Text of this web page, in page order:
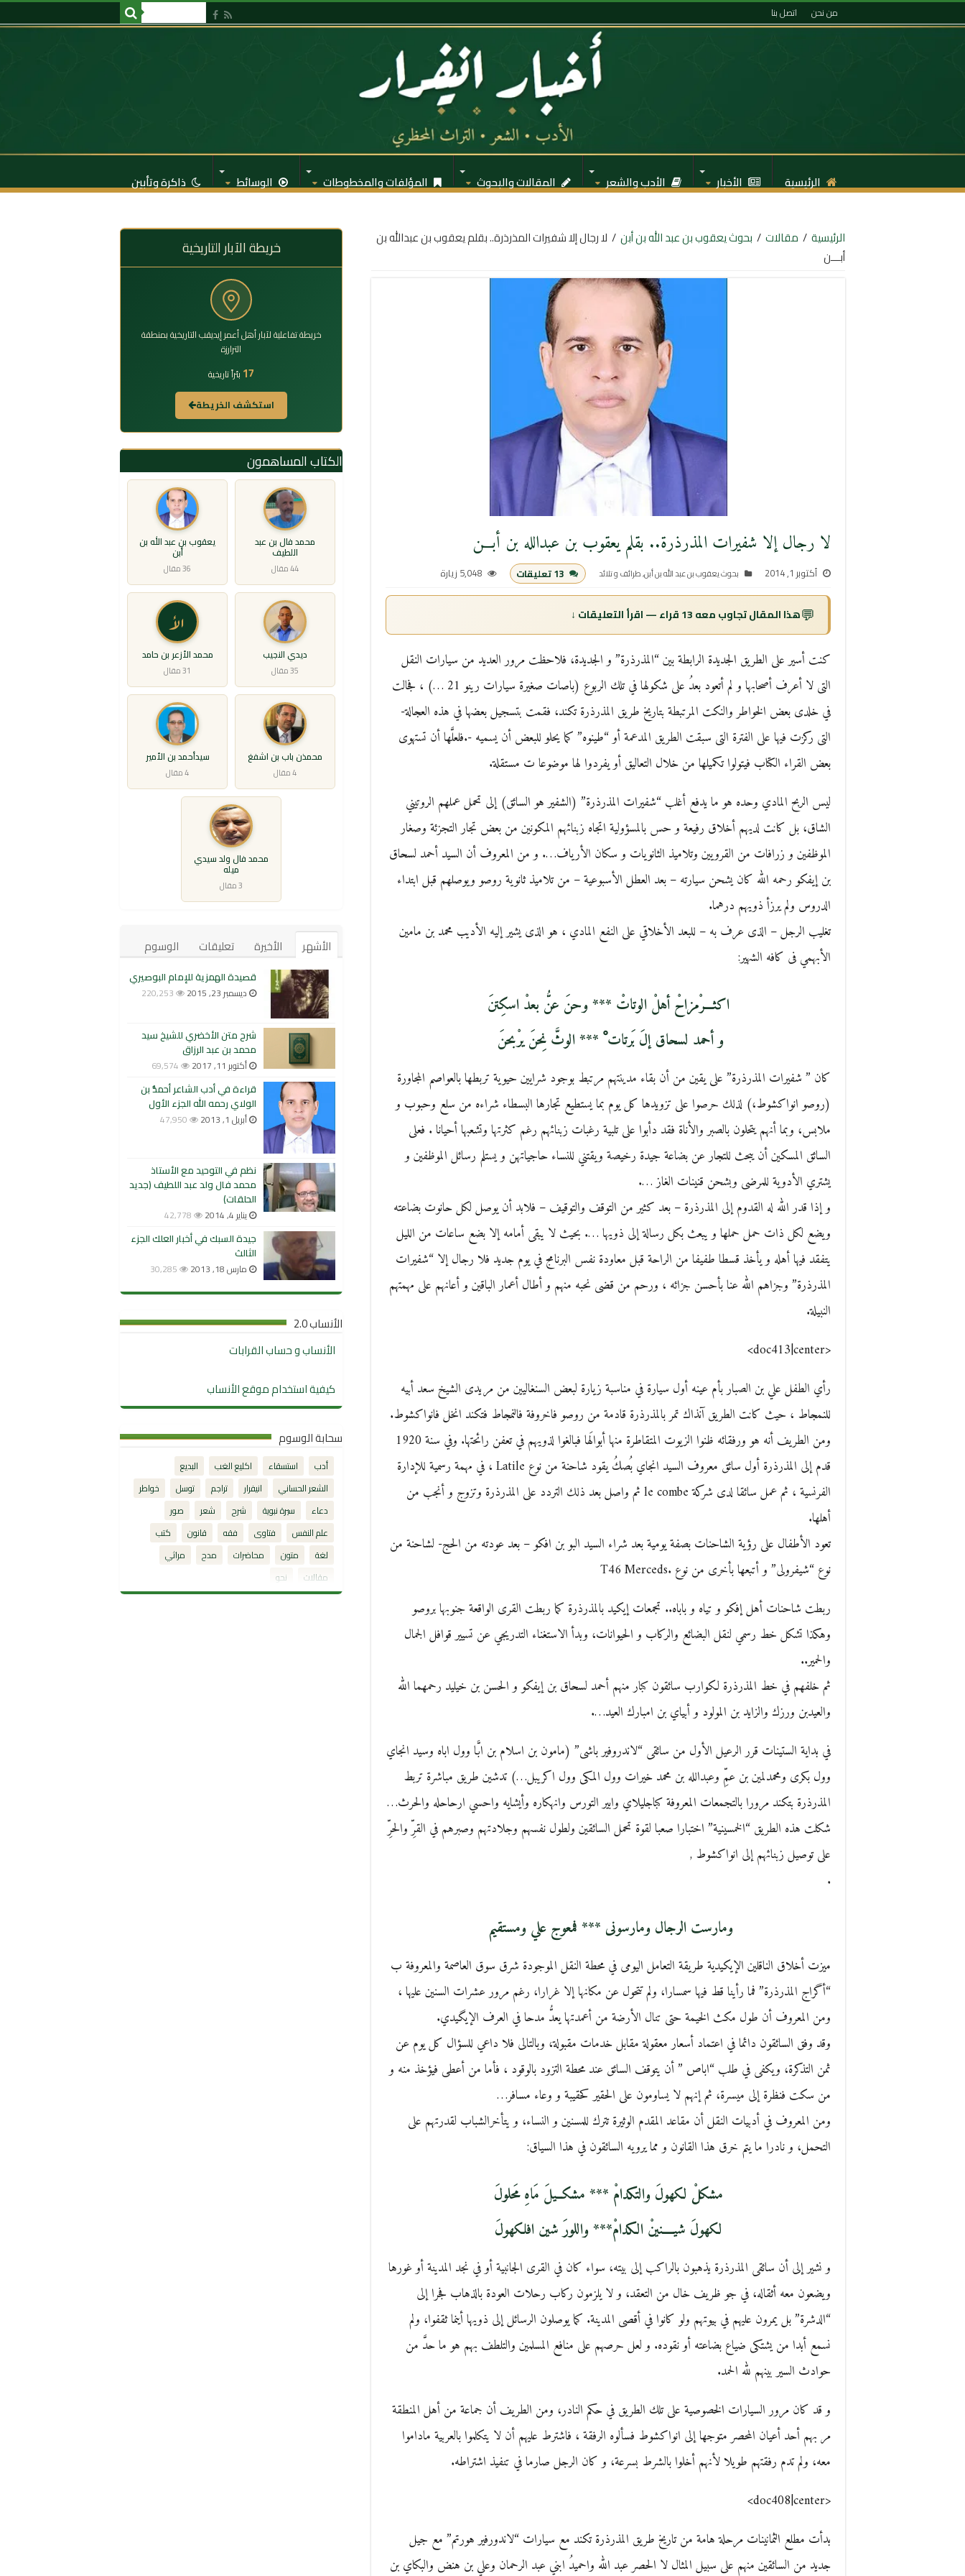
من نحن اتصل بنا
الرئيسية الأخبار الأدب والشعر المقالات والبحوث المؤلفات والمخطوطات الوسائط ذاكرة وتأبين
الرئيسية / مقالات / بحوث يعقوب بن عبد الله بن أبن / لا رجال إلا شفيرات المذرذرة.. بقلم يعقوب بن عبدالله بن
أبـــن
لا رجال إلا شفيرات المذرذرة.. بقلم يعقوب بن عبدالله بن أبـــن
أكتوبر 1, 2014 بحوث يعقوب بن عبد الله بن أبن,طرائف و تلائد 13 تعليقات 5,048 زيارة
💬هذا المقال تجاوب معه 13 قراء — اقرأ التعليقات ↓
كنت أسير على الطريق الجديدة الرابطة بين “المذرذرة” و الجديدة، فلاحظت مرور العديد من سيارات النقل
التى لا أعرف أصحابها و لم أتعود بعدُ على شكولها في تلك الربوع (باصات صغيرة سيارات رينو 21 …) ، فجالت
في خلدى بعض الخواطر والنكت المرتبطة بتاريخ طريق المذرذرة تكند، فقمت بتسجيل بعضها في هذه العجالة-
التى ركزت فيها على الفترة التى سبقت الطريق المدعمة أو “طينوه” كما يحلو للبعض أن يسميه -.فلعلَّها أن تستهوى
بعض القراء الكتاب فيتولوا تكميلها من خلال التعاليق أو يفردوا لها موضوعا ت مستقلة.
ليس الربح المادي وحده هو ما يدفع أغلب “شفيرات المذرذرة” (الشفير هو السائق) إلى تحمل عملهم الروتيني
الشاق، بل كانت لديهم أخلاق رفيعة و حس بالمسؤولية اتجاه زبنائهم المكونين من بعض تجار التجزئة وصغار
الموظفين و زرافات من القرويين وتلاميذ الثانويات و سكان الأرياف…. و من المعروف أن السيد أحمد لسحاق
بن إيفكو رحمه الله كان يشحن سيارته – بعد العطل الأسبوعية – من تلاميذ ثانوية روصو ويوصلهم قبل ابتداء
الدروس ولم يرزأ ذويهم درهما.
تغليب الرجل – الذى عرف به – للبعد الأخلاقي على النفع المادي ، هو الذى يشير إليه الأديب محمد بن مامين
الأبهمي فى كافه الشهير:
اكثـــرْمزاحْ أهلْ الوتاتْ *** وحنَ عنُّ بعدْ اسكِتنَ
و أحمد لسحاق إلَ بَرتات ْ *** الوثَّ نِحنَ يرْبحنَ
كان ” شفيرات المذرذرة” على يقين من أن بقاء مدينتهم مرتبط بوجود شرايين حيوية تربطها بالعواصم المجاورة
(روصو انواكشوط،) لذلك حرصوا على تزويدها كل يوم بما يستطيع تجارها البسطاء شراءه من سلع وحبوب و
ملابس، وبما أنهم يتحلون بالصبر والأناة فقد دأبوا على تلبية رغبات زبنائهم رغم كثرتها وتشعبها أحيانا . فعلى
السائق المسكين أن يبحث للتجار عن بضاعة جيدة رخيصة ويقتني للنساء حاجياتهن و يستلم رسائل الموظفين و
يشتري الأدوية للمرضى وبشحن قنينات الغاز ….
و إذا قدر الله له القدوم إلى المذرذرة – بعد كثير من التوقف والتوقيف – فلابد أن يوصل لكل حانوت بضاعته
ويضع لكل ذات حمل حملها و يبعث بكل رسالة إلى ذويها …. بحيث لا يبقى أمامه إلا بضع ساعات من الليل
يتفقد فيها أهله و يأخذ قسطا طفيفا من الراحة قبل معاودة نفس البرنامج في يوم جديد فلا رجال إلا “شفيرات
المذرذرة” وجزاهم الله عنا بأحسن جزائه ، ورحم من قضى نحبه منهم و أطال أعمار الباقين و أعانهم على مهمتهم
النبيلة.
<doc413|center>
رأي الطفل علي بن الصبار بأم عينه أول سيارة في مناسبة زيارة لبعض السنغاليين من مريدى الشيخ سعد أبيه
للنمجاط ، حيث كانت الطريق آنذاك تمر بالمذرذرة قادمة من روصو فاخروفة فالنمجاط فتكند انخل فانواكشوط.
ومن الطريف أنه هو ورفقائه ظنوا الزيوت المتقاطرة منها أبوالَها فبالغوا لذويهم في تعفن رائحتها. وفي سنة 1920
قدم إلى المذرذرة أول سائق معروف السيد انجاي بُصكُ يقود شاحنة من نوع Latile ، في مهمة رسمية للإدارة
الفرنسية ، ثم عمل سائقا لدى شركة le combe ثم واصل بعد ذلك التردد على المذرذرة وتزوج و أنجب من
أهلها.
تعود الأطفال على رؤية الشاحنات بصفة يومية بعد شراء السيد البو بن افكو – بعد عودته من الحج- لشاحنة من
نوع “شيفرولى” و أتبعها بأخرى من نوع .T46 Merceds
ربطت شاحنات أهل إفكو و تياه و باباه.. تجمعات إيكيد بالمذرذرة كما ربطت القرى الواقعة جنوبها بروصو
وهكذا تشكل خط رسمي لنقل البضائع والركاب و الحيوانات، وبدأ الاستغناء التدريجي عن تسيير قوافل الجمال
والحمير..
ثم خلفهم في خط المذرذرة لكوارب سائقون كبار منهم أحمد لسحاق بن إيفكو و الحسن بن خيليد رحمهما الله
والعيدبن ورزك والزايد بن المولود و أبياي بن امبارك العيد….
في بداية الستينات قرر الرعيل الأول من سائقى “لاندروفير باشى” (مامون بن اسلام بن ابَّا وول اباه وسيد انجاي
وول بكرى ومحمدلمين بن عمِّ وعبدالله بن محمد خيرات وول المكى وول اكريبل…) تدشين طريق مباشرة تربط
المذرذرة بتكند مرورا بالتجمعات المعروفة كباجليلاي وابير التورس وانهكاره وأيشايه واحسي ارحاحله والحرث…
شكلت هذه الطريق “الخمسينية” اختبارا صعبا لقوة تحمل السائقين ولطول نفسهم وجلادتهم وصبرهم في القرِّ والحرِّ
على توصيل زبنائهم إلى انواكشوط ,
.
ومارست الرجال ومارسونى *** فمعوج علي ومستقيم
ميزت أخلاق الناقلين الإيكيدية طريقة التعامل اليومى في محطة النقل الموجودة شرق سوق العاصمة والمعروفة ب
“أگراج المذرذرة” فما رأينا قط فيها سمسارا، ولم تتحول عن مكانها إلا غرارا، رغم مرور عشرات السنين عليها ،
ومن المعروف أن طول مكث الخيمة حتى تنال الأرضة من أعمدتها يعدُّ مدحا في العرف الإيگيدي.
وقد وفق السائقون دائما في اعتماد أسعار معقولة مقابل خدمات مقبولة، وبالتالى فلا داعي للسؤال كل يوم عن
ثمن التذكرة، ويكفى في طلب “اباص ” أن يتوقف السائق عند محطة التزود بالوقود ، فأما من أعطى فيؤخذ منه و
من سكت فنظرة إلى ميسرة، ثم إنهم لا يساومون على الحقير كحقيبة و وعاء مسافر…
ومن المعروف في أدبيات النقل أن مقاعد المقدم الوثيرة تترك للمسنين و النساء، و يتأخرالشباب لقدرتهم على
التحمل، و نادرا ما يتم خرق هذا القانون و مما يرويه السائقون في هذا السياق:
مشكلْ لكهولَ والتكدامْ *** مشكــيلَ مَاهِ مَحلولَ
لكهولَ شيــــنينْ الكدامْ*** واللورَ شين افلكهولَ
و نشير إلى أن سائقى المذرذرة يذهبون بالراكب إلى بيته، سواء كان في القرى الجانبية أو في نجد المدينة أو غورها
ويضعون معه أثقاله، في جو ظريف خال من التعقد، و لا يلزمون ركاب رحلات العودة بالذهاب فجرا إلى
“الدشرة” بل يمرون عليهم في بيوتهم ولو كانوا في أقصى المدينة. كما يوصلون الرسائل إلى ذويها أينما ثقفوا، ولم
نسمع أبدا من يشتكى ضياع بضاعته أو نقوده. و لعل حرصهم على منافع المسلمين والتلطف بهم هو ما حدَّ من
حوادث السير بينهم لله الحمد.
و قد كان مرور السيارات الخصوصية على تلك الطريق في حكم النادر، ومن الطريف أن جماعة من أهل المنطقة
مر بهم أحد أعيان المحصر متوجها إلى انواكشوط فسألوه الرفقة ، فاشترط عليهم أن لا يتكلموا بالعربية ماداموا
معه، ولم تدم رفقتهم طويلا لأنهم أخلوا بالشرط بسرعة، و كان الرجل صارما في تنفيذ اشتراطه.
<doc408|center>
بدأت مطلع الثمانينات مرحلة هامة من تاريخ طريق المذرذرة تكند مع سيارات “لاندورفير هورتم” مع جيل
جديد من السائقين منهم على سبيل المثال لا الحصر عبد الله واحميدُ ابني عبد الرحمان وعلي بن هنض والبكاي بن
خريطة الآبار التاريخية
خريطة تفاعلية لآبار أهل أعمر إيديقب التاريخية بمنطقة
الترارزة
17 بئراً تاريخية
استكشف الخريطة
الكتاب المساهمون
محمد فال بن عبد
اللطيف
44 مقال
يعقوب بن عبد الله بن
أبن
36 مقال
ديدي النجيب
35 مقال
الأ
محمد الأزعر بن حامد
31 مقال
محمذن باب بن اشفغ
4 مقال
سيدأحمد بن الأمير
4 مقال
محمد فال ولد سيدي
ميله
3 مقال
الأشهر الأخيرة تعليقات الوسوم
قصيدة الهمزية للإمام البوصيري
ديسمبر 23, 2015 220,253
شرح متن الأخضري للشيخ سيد
محمد بن عبد الرزاق
أكتوبر 11, 2017 69,574
قراءة في أدب الشاعر أحمدُّ بن
الولاي رحمه الله الجزء الأول
أبريل 1, 2013 47,950
نظم في التوحيد مع الأستاذ
محمد فال ولد عبد اللطيف (جديد
الحلقات)
يناير 4, 2014 42,778
جيدة السبك في أخبار العلك الجزء
الثالث
مارس 18, 2013 30,285
الأنساب 2.0
الأنساب و حساب القرابات
كيفية استخدام موقع الأنساب
سحابة الوسوم
أدب استسقاء اكليع الغب
البديع
الشعر الحساني
انيفرار تراجم توسل
خواطر
دعاء
سيرة نبوية شرح شعر
صور
علم النفس
فتاوى فقه قانون
كتب
لغة
متون محاضرات مدح
مراثي
مقالات
نحو